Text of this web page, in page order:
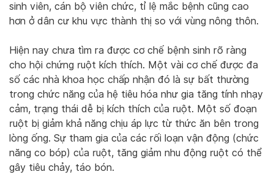
sinh viên, cán bộ viên chức, tỉ lệ mắc bệnh cũng cao
hơn ở dân cư khu vực thành thị so với vùng nông thôn.
Hiện nay chưa tìm ra được cơ chế bệnh sinh rõ ràng
cho hội chứng ruột kích thích. Một vài cơ chế được đa
số các nhà khoa học chấp nhận đó là sự bất thường
trong chức năng của hệ tiêu hóa như gia tăng tính nhạy
cảm, trạng thái dễ bị kích thích của ruột. Một số đoạn
ruột bị giảm khả năng chịu áp lực từ thức ăn bên trong
lòng ống. Sự tham gia của các rối loạn vận động (chức
năng co bóp) của ruột, tăng giảm nhu động ruột có thể
gây tiêu chảy, táo bón.